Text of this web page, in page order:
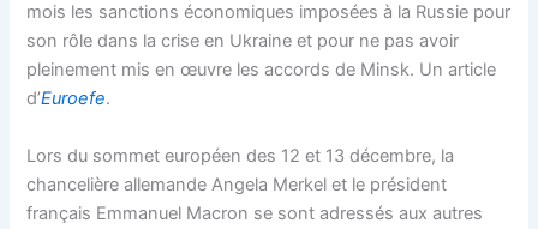
mois les sanctions économiques imposées à la Russie pour
son rôle dans la crise en Ukraine et pour ne pas avoir
pleinement mis en œuvre les accords de Minsk. Un article
d’Euroefe.
Lors du sommet européen des 12 et 13 décembre, la
chancelière allemande Angela Merkel et le président
français Emmanuel Macron se sont adressés aux autres